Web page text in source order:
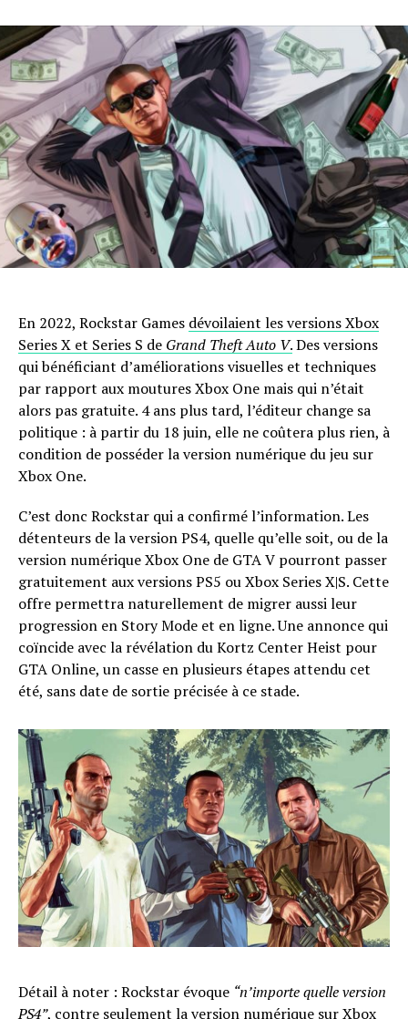
En 2022, Rockstar Games dévoilaient les versions Xbox
Series X et Series S de Grand Theft Auto V.Des versions
qui bénéficiant d’améliorations visuelles et techniques
par rapport aux moutures Xbox One mais qui n’était
alors pas gratuite. 4 ans plus tard, l’éditeur change sa
politique : à partir du 18 juin, elle ne coûtera plus rien, à
condition de posséder la version numérique du jeu sur
Xbox One.
C’est donc Rockstar qui a confirmé l’information. Les
détenteurs de la version PS4, quelle qu’elle soit, ou de la
version numérique Xbox One de GTA V pourront passer
gratuitement aux versions PS5 ou Xbox Series X|S. Cette
offre permettra naturellement de migrer aussi leur
progression en Story Mode et en ligne. Une annonce qui
coïncide avec la révélation du Kortz Center Heist pour
GTA Online, un casse en plusieurs étapes attendu cet
été, sans date de sortie précisée à ce stade.
Détail à noter : Rockstar évoque “n’importe quelle version
PS4”, contre seulement la version numérique sur Xbox